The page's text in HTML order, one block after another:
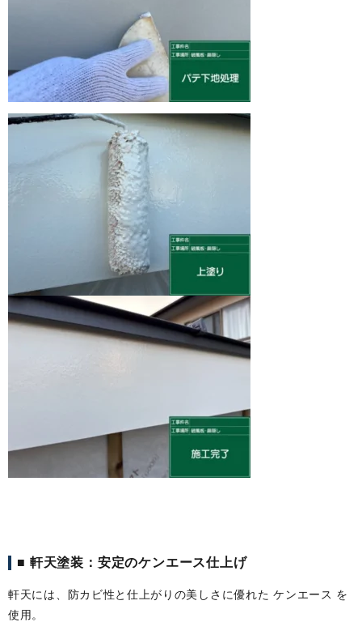
■ 軒天塗装：安定のケンエース仕上げ
軒天には、防カビ性と仕上がりの美しさに優れた ケンエース を
使用。